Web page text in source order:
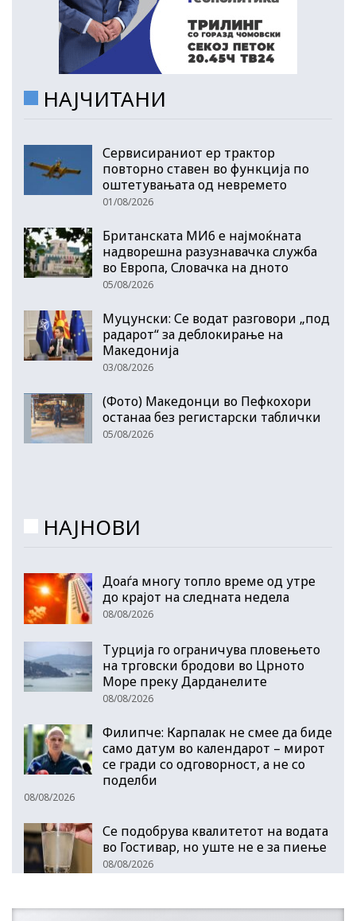
НАЈЧИТАНИ
Сервисираниот ер трактор
повторно ставен во функција по
оштетувањата од невремето
01/08/2026
Британската МИ6 е најмоќната
надворешна разузнавачка служба
во Европа, Словачка на дното
05/08/2026
Муцунски: Се водат разговори „под
радарот“ за деблокирање на
Македонија
03/08/2026
(Фото) Македонци во Пефкохори
останаа без регистарски таблички
05/08/2026
НАЈНОВИ
Доаѓа многу топло време од утре
до крајот на следната недела
08/08/2026
Турција го ограничува пловењето
на трговски бродови во Црното
Море преку Дарданелите
08/08/2026
Филипче: Карпалак не смее да биде
само датум во календарот – мирот
се гради со одговорност, а не со
поделби
08/08/2026
Се подобрува квалитетот на водата
во Гостивар, но уште не е за пиење
08/08/2026